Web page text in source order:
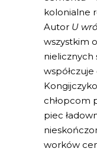
kolonialne
Autor U
wszystkim
nielicznych
chłopcom
piec
worków